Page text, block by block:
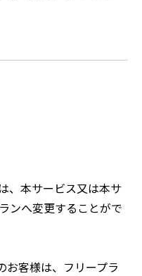
、本サービス又は本サ
ンへ変更することがで
お客様は、フリープラ